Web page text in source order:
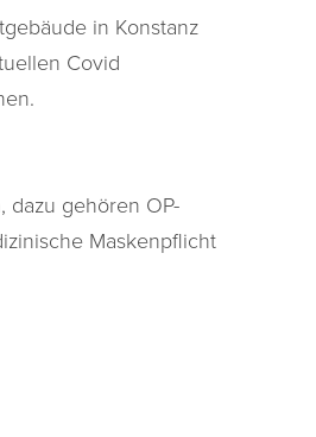
in Konstanz
Covid
dazu gehören OP-
Maskenpflicht